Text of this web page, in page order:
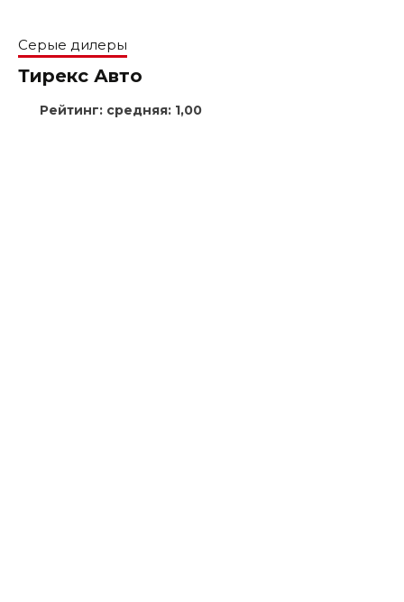
Серые дилеры
Тирекс Авто
Рейтинг: средняя: 1,00